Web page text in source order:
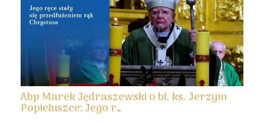
Abp Marek Jędraszewski o bł. ks. Jerzym
Popiełuszce: Jego r…